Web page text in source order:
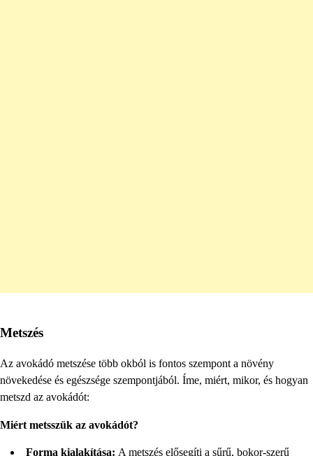
Metszés
Az avokádó metszése több okból is fontos szempont a növény
növekedése és egészsége szempontjából. Íme, miért, mikor, és hogyan
metszd az avokádót:
Miért metsszük az avokádót?
Forma kialakítása: A metszés elősegíti a sűrű, bokor-szerű